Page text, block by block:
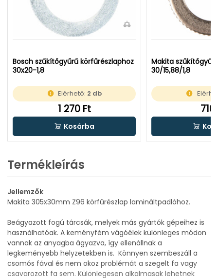
Bosch szűkítőgyűrű körfűrészlaphoz
30x20-1,8
Elérhető: 2 db
1 270 Ft
Kosárba
Makita
30/15,88/1,8
710
Termékleírás
Jellemzők
Makita 305x30mm Z96 körfűrészlap lamináltpadlóhoz.
Beágyazott fogú tárcsák, melyek más gyártók gépeihez is
használhatóak. A keményfém vágóélek különleges módon
vannak az anyagba ágyazva, így ellenállnak a
legkeményebb helyzetekben is. Könnyen szembeszáll a
csomós fával és nem okoz problémát a szegelt fa vagy
csavarozott fa sem. Különlegesen alkalmasak lehetnek